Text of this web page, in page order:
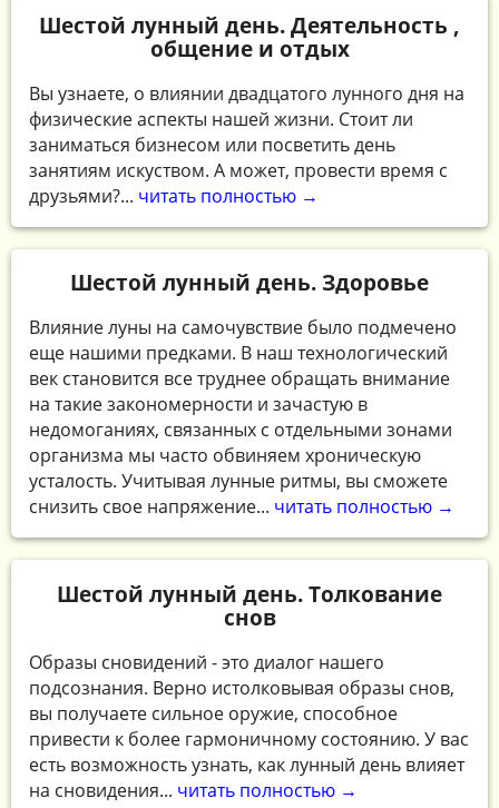
Шестой лунный день. Деятельность ,
общение и отдых
Вы узнаете, о влиянии двадцатого лунного дня на
физические аспекты нашей жизни. Стоит ли
заниматься бизнесом или посветить день
занятиям искуством. А может, провести время с
друзьями?... читать полностью →
Шестой лунный день. Здоровье
Влияние луны на самочувствие было подмечено
еще нашими предками. В наш технологический
век становится все труднее обращать внимание
на такие закономерности и зачастую в
недомоганиях, связанных с отдельными зонами
организма мы часто обвиняем хроническую
усталость. Учитывая лунные ритмы, вы сможете
снизить свое напряжение... читать полностью →
Шестой лунный день. Толкование
снов
Образы сновидений - это диалог нашего
подсознания. Верно истолковывая образы снов,
вы получаете сильное оружие, способное
привести к более гармоничному состоянию. У вас
есть возможность узнать, как лунный день влияет
на сновидения... читать полностью →